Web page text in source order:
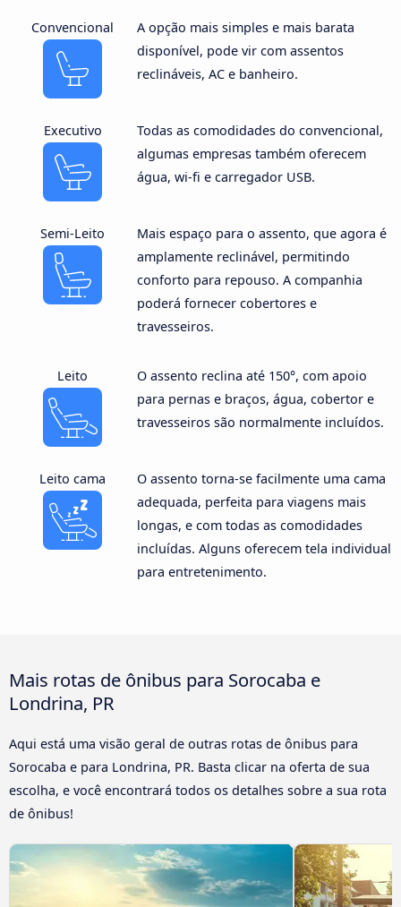
Convencional
A opção mais simples e mais barata
disponível, pode vir com assentos
reclináveis, AC e banheiro.
Executivo
Todas as comodidades do convencional,
algumas empresas também oferecem
água, wi-fi e carregador USB.
Semi-Leito
Mais espaço para o assento, que agora é
amplamente reclinável, permitindo
conforto para repouso. A companhia
poderá fornecer cobertores e
travesseiros.
Leito
O assento reclina até 150°, com apoio
para pernas e braços, água, cobertor e
travesseiros são normalmente incluídos.
Leito cama
O assento torna-se facilmente uma cama
adequada, perfeita para viagens mais
longas, e com todas as comodidades
incluídas. Alguns oferecem tela individual
para entretenimento.
Mais rotas de ônibus para Sorocaba e
Londrina, PR
Aqui está uma visão geral de outras rotas de ônibus para
Sorocaba e para Londrina, PR. Basta clicar na oferta de sua
escolha, e você encontrará todos os detalhes sobre a sua rota
de ônibus!